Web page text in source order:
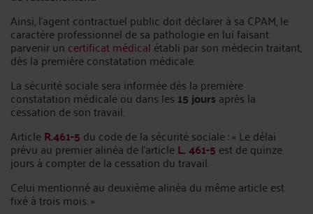
Ainsi, l'agent contractuel public doit déclarer à sa CPAM, le
caractère professionnel de sa pathologie en lui faisant
parvenir un certificat médicalétabli par son médecin traitant,
dès la première constatation médicale.
La sécurité sociale sera informée dès la première
constatation médicale ou dans les 15 jours après la
cessation de son travail.
ArticleR.461-5 du code de la sécurité sociale : « Le délai
prévu au premier alinéa de l'articleL. 461-5 est de quinze
jours à compter de la cessation du travail.
Celui mentionné au deuxième alinéa du même article est
fixé à trois mois. »